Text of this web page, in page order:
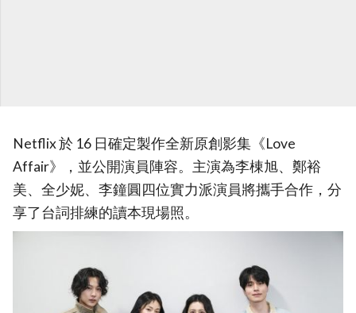
Netflix 於 16 日確定製作全新原創影集《Love
Affair》，並公開演員陣容。主演為李棟旭、鄭裕
美、全少妮、李鐘圓四位實力派演員將攜手合作，分
享了台詞排練的讀本現場照。